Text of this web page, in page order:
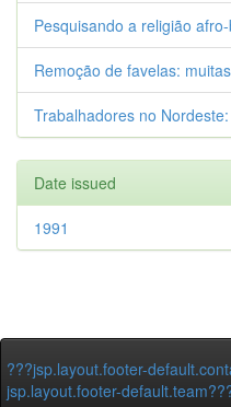
Pesquisando a religião
Remoção de favelas:
Trabalhadores no
Date issued
1991
???jsp.layout.footer-
jsp.layout.footer-